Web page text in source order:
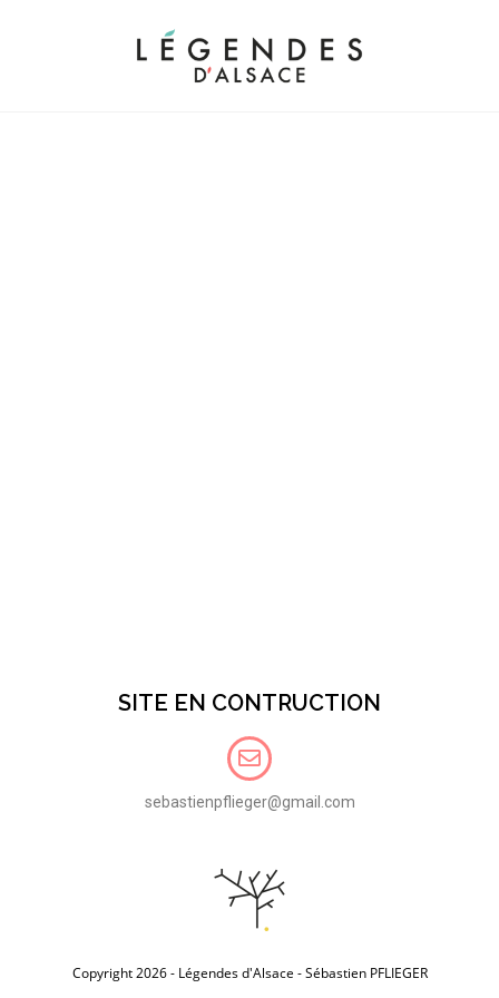
SITE EN CONTRUCTION
sebastienpflieger@gmail.com
Copyright 2026 - Légendes d'Alsace - Sébastien PFLIEGER